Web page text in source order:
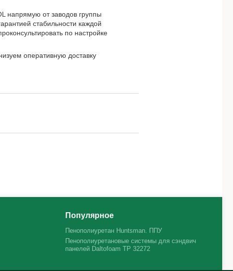
напрямую от заводов группы
стабильности каждой
по настройке
оперативную доставку
Популярное
Пенополиуретан Huntsman. ППУ
Пенополиуретановые системы для сэндвич
панелей Daltofoam TP 32272